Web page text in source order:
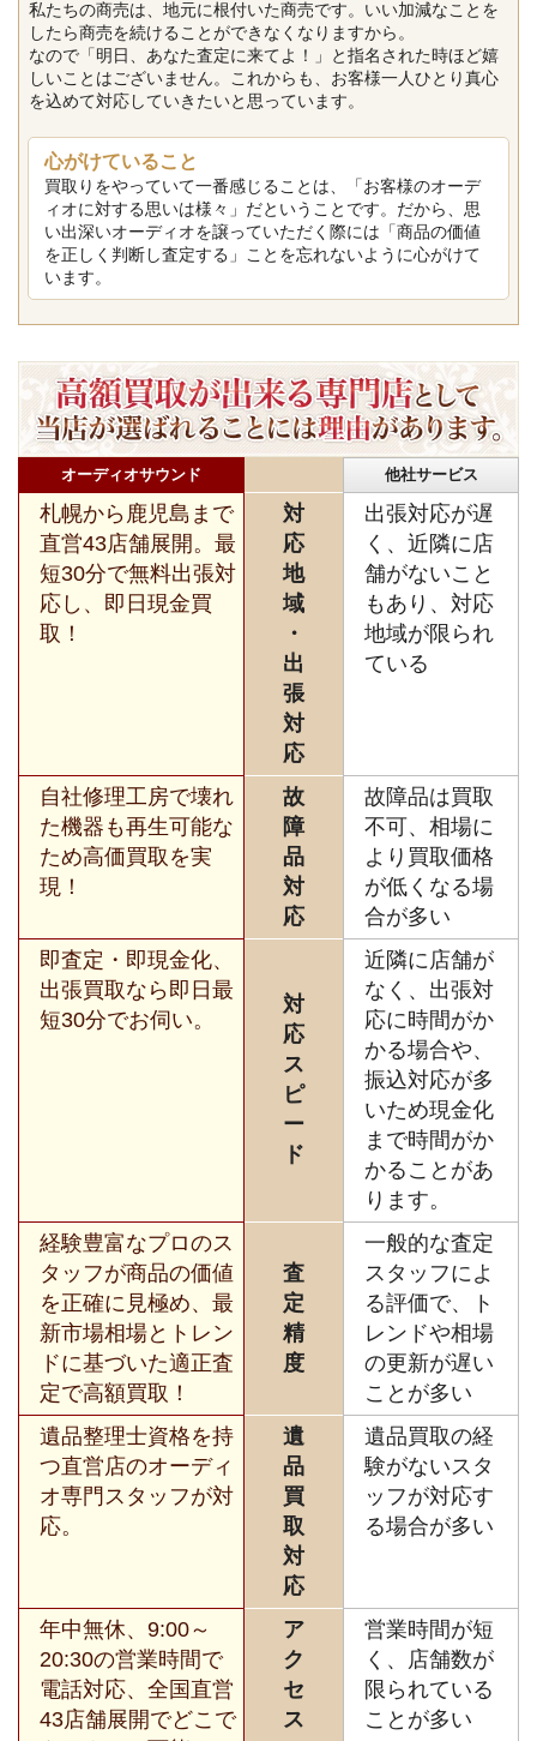
私たちの商売は、地元に根付いた商売です。いい加減なことを
したら商売を続けることができなくなりますから。
なので「明日、あなた査定に来てよ！」と指名された時ほど嬉
しいことはございません。これからも、お客様一人ひとり真心
を込めて対応していきたいと思っています。
心がけていること
買取りをやっていて一番感じることは、「お客様のオーデ
ィオに対する思いは様々」だということです。だから、思
い出深いオーディオを譲っていただく際には「商品の価値
を正しく判断し査定する」ことを忘れないように心がけて
います。
オーディオサウンド 他社サービス
札幌から鹿児島まで
直営43店舗展開。最
短30分で無料出張対
応し、即日現金買
取！
対
応
地
域
・
出
張
対
応
出張対応が遅
く、近隣に店
舗がないこと
もあり、対応
地域が限られ
ている
自社修理工房で壊れ
た機器も再生可能な
ため高価買取を実
現！
故
障
品
対
応
故障品は買取
不可、相場に
より買取価格
が低くなる場
合が多い
即査定・即現金化、
出張買取なら即日最
短30分でお伺い。
対
応
ス
ピ
ー
ド
近隣に店舗が
なく、出張対
応に時間がか
かる場合や、
振込対応が多
いため現金化
まで時間がか
かることがあ
ります。
経験豊富なプロのス
タッフが商品の価値
を正確に見極め、最
新市場相場とトレン
ドに基づいた適正査
定で高額買取！
査
定
精
度
一般的な査定
スタッフによ
る評価で、ト
レンドや相場
の更新が遅い
ことが多い
遺品整理士資格を持
つ直営店のオーディ
オ専門スタッフが対
応。
遺
品
買
取
対
応
遺品買取の経
験がないスタ
ッフが対応す
る場合が多い
年中無休、9:00～
20:30の営業時間で
電話対応、全国直営
43店舗展開でどこで
ア
ク
セ
ス
営業時間が短
く、店舗数が
限られている
ことが多い